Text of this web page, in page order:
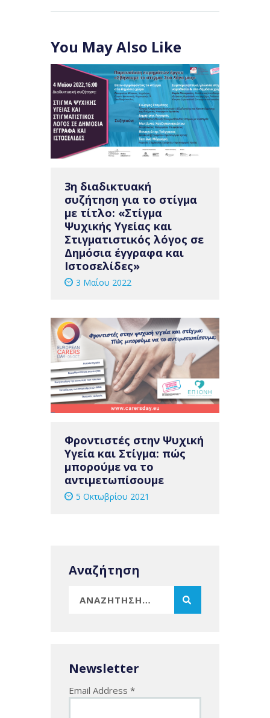
You May Also Like
3η διαδικτυακή
συζήτηση για το στίγμα
με τίτλο: «Στίγμα
Ψυχικής Υγείας και
Στιγματιστικός λόγος σε
Δημόσια έγγραφα και
Ιστοσελίδες»
3 Μαΐου 2022
Φροντιστές στην Ψυχική
Υγεία και Στίγμα: πώς
μπορούμε να το
αντιμετωπίσουμε
5 Οκτωβρίου 2021
Αναζήτηση
για:
Newsletter
Email Address *